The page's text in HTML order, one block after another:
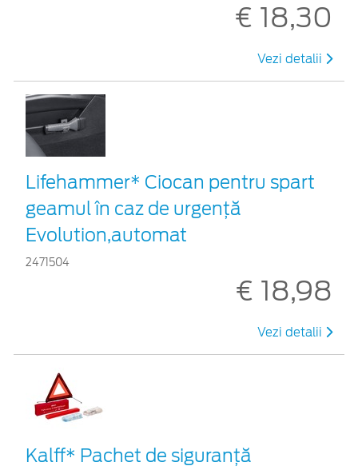
€ 18,30
Vezi detalii
Lifehammer* Ciocan pentru spart
geamul în caz de urgenţă
Evolution,automat
2471504
€ 18,98
Vezi detalii
Kalff* Pachet de siguranţă